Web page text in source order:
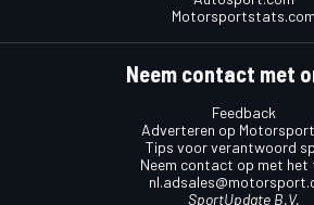
Motorsportstats.com
Neem contact met
Feedback
Adverteren op
Tips voor verantwoord
Neem contact op met het
SportUpdate B.V.